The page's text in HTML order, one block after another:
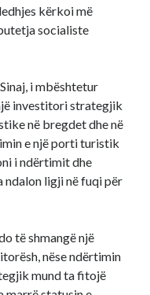
kërkoi më
socialiste
i mbështetur
investitori strategjik
në bregdet dhe në
e një porti turistik
i ndërtimit dhe
ligji në fuqi për
të shmangë një
nëse ndërtimin
mund ta fitojë